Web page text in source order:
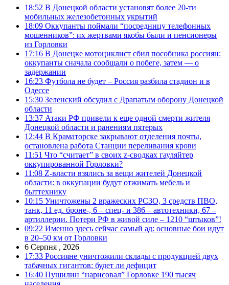
18:52 В Донецкой области установят более 20-ти
мобильных железобетонных укрытий
18:09 Оккупанты поймали “посредницу телефонных
мошенников”: их жертвами якобы были и пенсионеры
из Горловки
17:16 В Донецке мотоциклист сбил пособника россиян:
оккупанты сначала сообщали о побеге, затем — о
задержании
16:23 Футбола не будет – Россия разбила стадион и в
Одессе
15:30 Зеленский обсудил с Драпатым оборону Донецкой
области
13:37 Атаки РФ привели к еще одной смерти жителя
Донецкой области и ранениям пятерых
12:44 В Краматорске закрывают отделения почты,
остановлена работа Станции переливания крови
11:51 Что “считает” в своих z-сводках гауляйтер
оккупированной Горловки?
11:08 Z-власти взялись за вещи жителей Донецкой
области: в оккупации будут отжимать мебель и
быттехнику
10:15 Уничтожены 2 вражеских РСЗО, 3 средств ПВО,
танк, 11 ед. броне-, 6 – спец- и 386 – автотехники, 67 –
артиллерии. Потери РФ в живой силе – 1210 “штыков”!
09:22 Именно здесь сейчас самый ад: основные бои идут
в 20–50 км от Горловки
6 Серпня , 2026
17:33 Россияне уничтожили склады с продукцией двух
табачных гигантов: будет ли дефицит
16:40 Пушилин “нарисовал” Горловке 190 тысяч